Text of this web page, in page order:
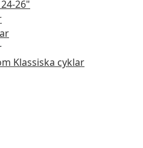
26"
Klassiska cyklar